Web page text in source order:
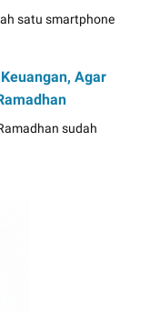
satu smartphone
Agar
sudah